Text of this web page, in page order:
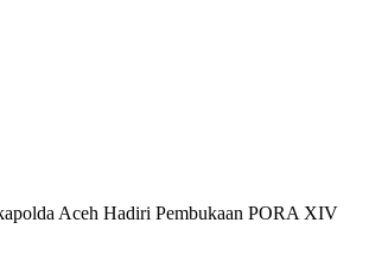
Aceh Hadiri Pembukaan PORA XIV